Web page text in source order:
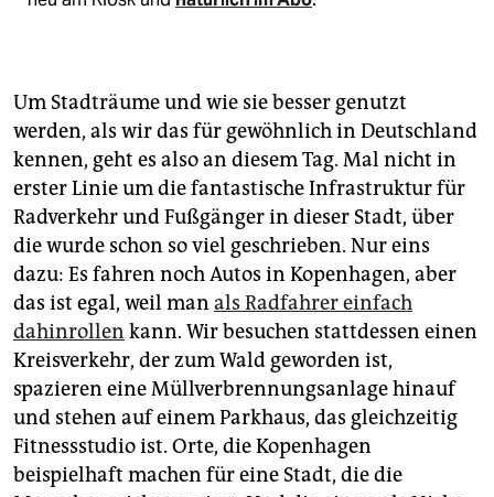
Um Stadträume und wie sie besser genutzt
werden, als wir das für gewöhnlich in Deutschland
kennen, geht es also an diesem Tag. Mal nicht in
erster Linie um die fantastische Infrastruktur für
Radverkehr und Fußgänger in dieser Stadt, über
die wurde schon so viel geschrieben. Nur eins
dazu: Es fahren noch Autos in Kopenhagen, aber
das ist egal, weil man als Radfahrer einfach
dahinrollen kann. Wir besuchen stattdessen einen
Kreisverkehr, der zum Wald geworden ist,
spazieren eine Müllverbrennungsanlage hinauf
und stehen auf einem Parkhaus, das gleichzeitig
Fitnessstudio ist. Orte, die Kopenhagen
beispielhaft machen für eine Stadt, die die